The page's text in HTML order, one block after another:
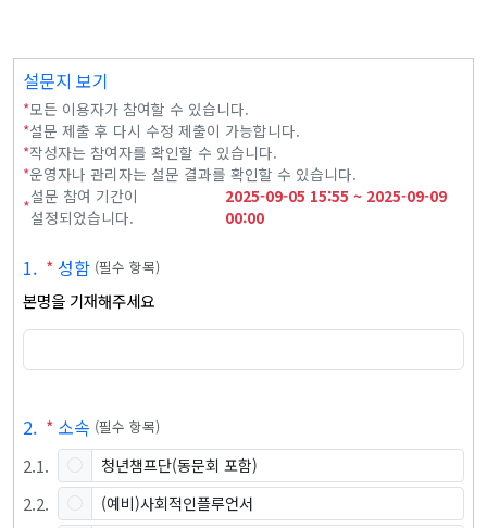
설문지 보기
*모든 이용자가 참여할 수 있습니다.
*설문 제출 후 다시 수정 제출이 가능합니다.
*작성자는 참여자를 확인할 수 있습니다.
*운영자나 관리자는 설문 결과를 확인할 수 있습니다.
*설문 참여 기간이
설정되었습니다.
2025-09-05 15:55 ~ 2025-09-09
00:00
1. *성함 (필수 항목)
본명을 기재해주세요
2. * 소속 (필수 항목)
2.1. 청년챔프단(동문회 포함)
2.2. (예비)사회적인플루언서